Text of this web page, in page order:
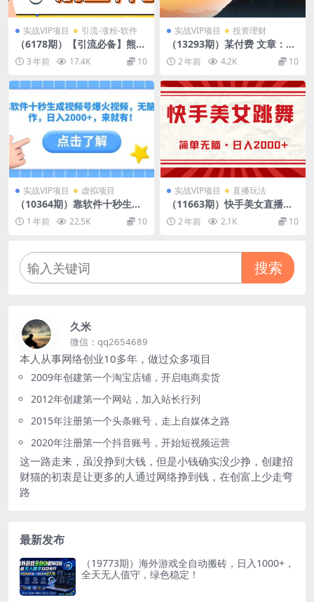
实战VIP项目 引流-涨粉-软件
（6178期）【引流必备】熊猫
视频号场控宝弹幕互动微信直
播营销助手软件
3 年前 17.4K 10
实战VIP项目 投资理财
（13293期）某付费 文章：看
清未来真相，十条核心内容，
助你洞察未来
2 年前 4.2K 10
实战VIP项目 虚拟项目
（10364期）靠软件十秒生成
视频号爆火视频，无脑操作，
日入2000+，来就有！
1 年前 22.5K 10
实战VIP项目 直播玩法
（11663期）快手美女直播跳
舞，0基础-可操作，轻松日入
2000+
2 年前 2.1K 10
搜索
久米
微信：qq2654689
本人从事网络创业10多年，做过众多项目
2009年创建第一个淘宝店铺，开启电商卖货
2012年创建第一个网站，加入站长行列
2015年注册第一个头条账号，走上自媒体之路
2020年注册第一个抖音账号，开始短视频运营
这一路走来，虽没挣到大钱，但是小钱确实没少挣，创建招
财猫的初衷是让更多的人通过网络挣到钱，在创富上少走弯
路
最新发布
（19773期）海外游戏全自动搬砖，日入1000+，
全天无人值守，绿色稳定！